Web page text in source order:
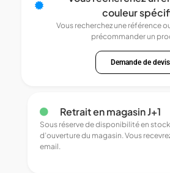
couleur
Vous recherchez une référence
précommander un
Demande de devis
Retrait en magasin J+1
Sous réserve de disponibilité en
d’ouverture du magasin. Vous
email.